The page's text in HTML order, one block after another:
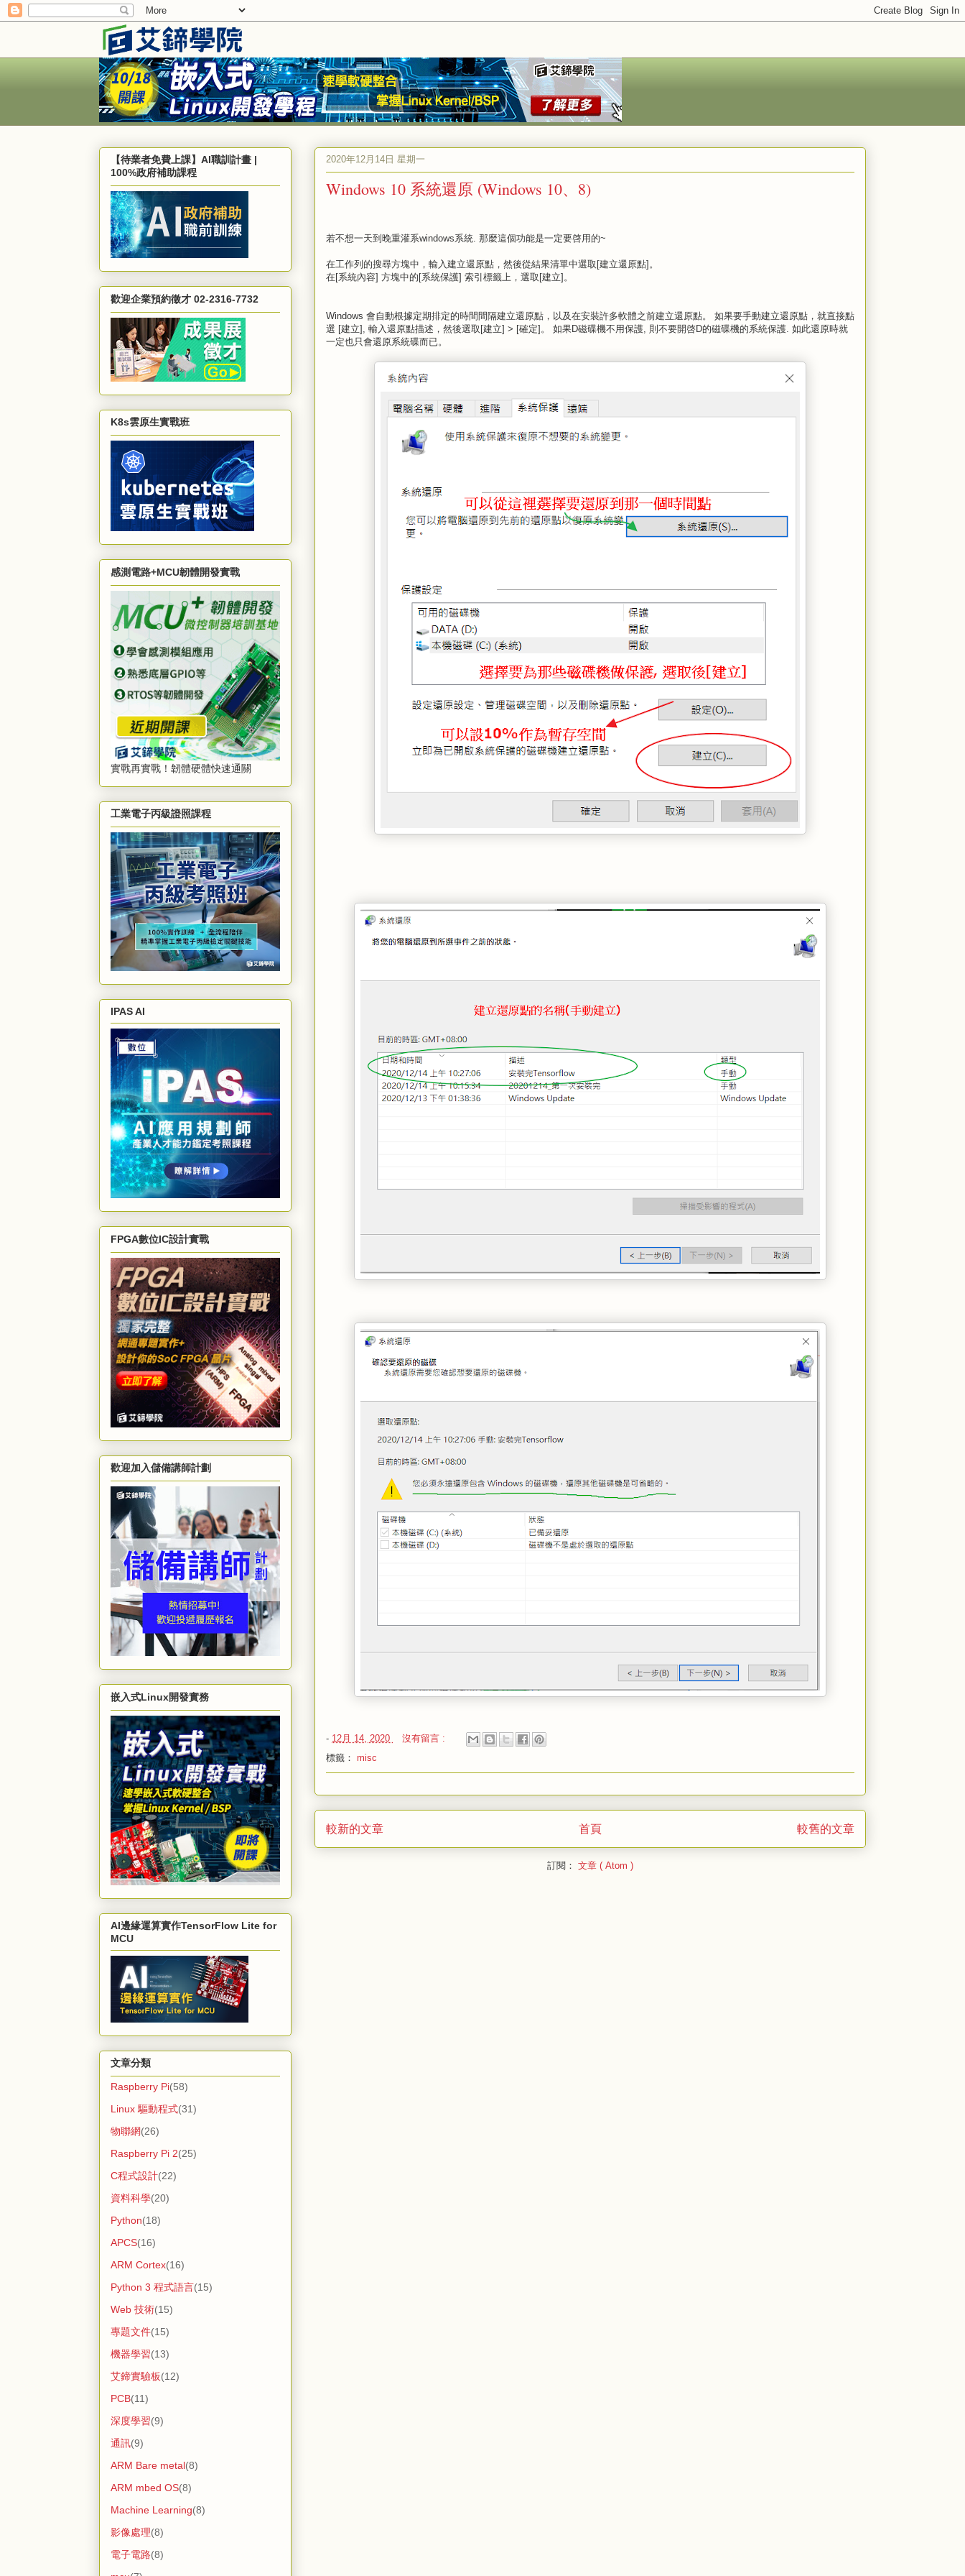
2020年12月14日 星期一
Windows 10 系統還原 (Windows 10、8)
若不想一天到晚重灌系windows系統. 那麼這個功能是一定要啓用的~
在工作列的搜尋方塊中，輸入建立還原點，然後從結果清單中選取[建立還原點]。
在[系統內容] 方塊中的[系統保護] 索引標籤上，選取[建立]。
Windows 會自動根據定期排定的時間間隔建立還原點，以及在安裝許多軟體之前建立還原點。 如果要手動建立還原點，就直接點
選 [建立], 輸入還原點描述，然後選取[建立] > [確定]。 如果D磁碟機不用保護, 則不要開啓D的磁碟機的系統保護. 如此還原時就
一定也只會還原系統碟而已。
- 12月 14, 2020
沒有留言 :
標籤： misc
較新的文章 較舊的文章
首頁
訂閱： 文章 ( Atom )
【待業者免費上課】AI職訓計畫 |
100%政府補助課程
歡迎企業預約徵才 02-2316-7732
K8s雲原生實戰班
感測電路+MCU韌體開發實戰
實戰再實戰！韌體硬體快速通關
工業電子丙級證照課程
IPAS AI
FPGA數位IC設計實戰
歡迎加入儲備講師計劃
嵌入式Linux開發實務
AI邊緣運算實作TensorFlow Lite for
MCU
文章分類
Raspberry Pi(58)
Linux 驅動程式(31)
物聯網(26)
Raspberry Pi 2(25)
C程式設計(22)
資料科學(20)
Python(18)
APCS(16)
ARM Cortex(16)
Python 3 程式語言(15)
Web 技術(15)
專題文件(15)
機器學習(13)
艾鍗實驗板(12)
PCB(11)
深度學習(9)
通訊(9)
ARM Bare metal(8)
ARM mbed OS(8)
Machine Learning(8)
影像處理(8)
電子電路(8)